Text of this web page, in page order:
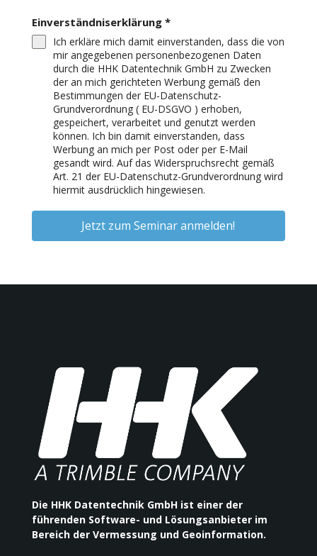
Einverständniserklärung *
Ich erkläre mich damit einverstanden, dass die von
mir angegebenen personenbezogenen Daten
durch die HHK Datentechnik GmbH zu Zwecken
der an mich gerichteten Werbung gemäß den
Bestimmungen der EU-Datenschutz-
Grundverordnung ( EU-DSGVO ) erhoben,
gespeichert, verarbeitet und genutzt werden
können. Ich bin damit einverstanden, dass
Werbung an mich per Post oder per E-Mail
gesandt wird. Auf das Widerspruchsrecht gemäß
Art. 21 der EU-Datenschutz-Grundverordnung wird
hiermit ausdrücklich hingewiesen.
Jetzt zum Seminar anmelden!
Die HHK Datentechnik GmbH ist einer der
führenden Software- und Lösungsanbieter im
Bereich der Vermessung und Geoinformation.